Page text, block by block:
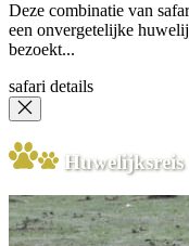
Deze combinatie van
een onvergetelijke
bezoekt...
safari details
Huwelijksreis